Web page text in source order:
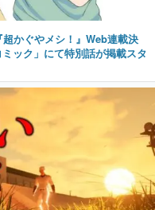
超かぐやメシ！』Web連載決
ック」にて特別話が掲載スタ